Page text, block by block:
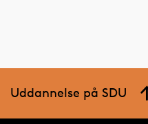
Uddannelse på SDU